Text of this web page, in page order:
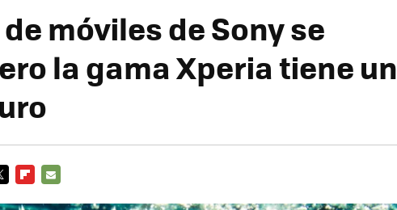
móviles de Sony se
la gama Xperia tiene un